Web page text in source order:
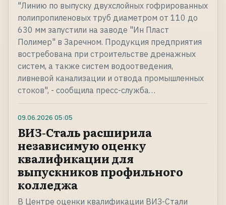
"Линию по выпуску двухслойных гофрированных
полипропиленовых труб диаметром от 110 до
630 мм запустили на заводе "Ин Пласт
Полимер" в Заречном. Продукция предприятия
востребована при строительстве дренажных
систем, а также систем водоотведения,
ливневой канализации и отвода промышленных
стоков", - сообщила пресс-служба…
09.06.2026 05:05
ВИЗ-Сталь расширила
независимую оценку
квалификации для
выпускников профильного
колледжа
В Центре оценки квалификации ВИЗ-Стали